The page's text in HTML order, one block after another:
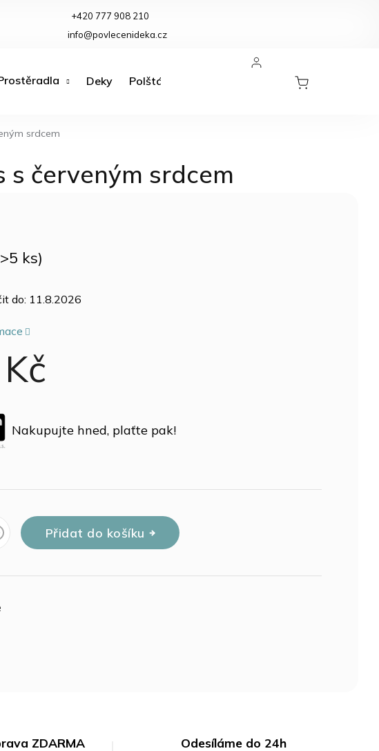
+420 777 908 210
info@povlecenideka.cz
Deky Polštáře Koupelnové předložky
srdcem
s červeným srdcem
Nakupujte hned, plaťte pak!
ks)
do: 11.8.2026
Přidat do košíku
ZDARMA Odesíláme do 24h